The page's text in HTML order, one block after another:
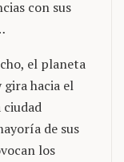
con sus
el planeta
hacia el
ciudad
de sus
los